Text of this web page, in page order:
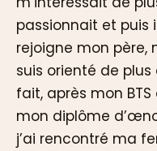
passionnait et puis
rejoigne mon père,
suis orienté de plus
fait, après mon
mon diplôme
j’ai rencontré ma